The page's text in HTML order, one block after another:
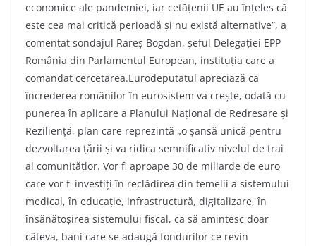
economice ale pandemiei, iar cetățenii UE au înțeles că
este cea mai critică perioadă și nu există alternative”, a
comentat sondajul Rareș Bogdan, șeful Delegației EPP
România din Parlamentul European, instituția care a
comandat cercetarea.Eurodeputatul apreciază că
încrederea românilor în eurosistem va crește, odată cu
punerea în aplicare a Planului Național de Redresare și
Reziliență, plan care reprezintă „o șansă unică pentru
dezvoltarea țării și va ridica semnificativ nivelul de trai
al comunitățlor. Vor fi aproape 30 de miliarde de euro
care vor fi investiți în reclădirea din temelii a sistemului
medical, în educație, infrastructură, digitalizare, în
însănătoșirea sistemului fiscal, ca să amintesc doar
câteva, bani care se adaugă fondurilor ce revin